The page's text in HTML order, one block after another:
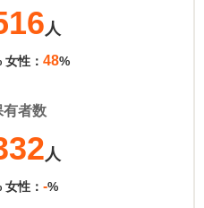
人
女性： 48%
有者数
人
女性： -%